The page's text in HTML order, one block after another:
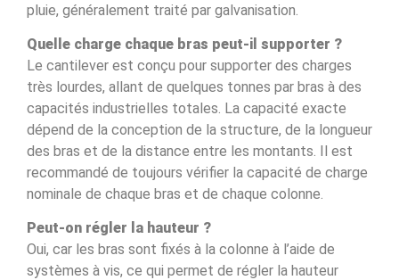
pluie, généralement traité par galvanisation.
Quelle charge chaque bras peut-il supporter ?
Le cantilever est conçu pour supporter des charges
très lourdes, allant de quelques tonnes par bras à des
capacités industrielles totales. La capacité exacte
dépend de la conception de la structure, de la longueur
des bras et de la distance entre les montants. Il est
recommandé de toujours vérifier la capacité de charge
nominale de chaque bras et de chaque colonne.
Peut-on régler la hauteur ?
Oui, car les bras sont fixés à la colonne à l’aide de
systèmes à vis, ce qui permet de régler la hauteur